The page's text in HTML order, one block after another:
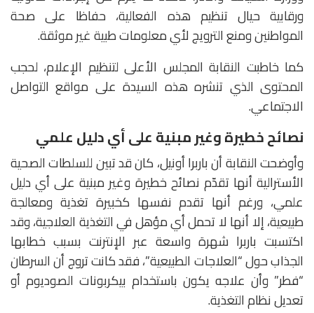
ورقابية حيال تنظيم هذه الفعالية، حفاظا على صحة
المواطنين ومنع الترويج لأي معلومات طبية غير موثقة.
كما خاطبت النقابة المجلس الأعلى لتنظيم الإعلام، لحجب
المحتوى الذي تنشره هذه السيدة على مواقع التواصل
الاجتماعي.
نصائح خطيرة وغير مبنية على أي دليل علمي
وأوضحت النقابة أن باربرا أونيل، كان قد تبين للسلطات الصحية
الأسترالية أنها تقدّم نصائح خطيرة وغير مبنية على أي دليل
علمي، ورغم أنها تقدم نفسها كخبيرة تغذية ومعالجة
طبيعية، إلا أنها لا تحمل أي مؤهل في التغذية العلاجية، وقد
اكتسبت باربرا شهرة واسعة عبر الإنترنت بسبب خطابها
الجذاب حول “العلاجات الطبيعية”، فقد كانت تروج أن السرطان
“فطر” وأن علاجه يكون باستخدام بيكربونات الصوديوم أو
تعديل نظام التغذية.